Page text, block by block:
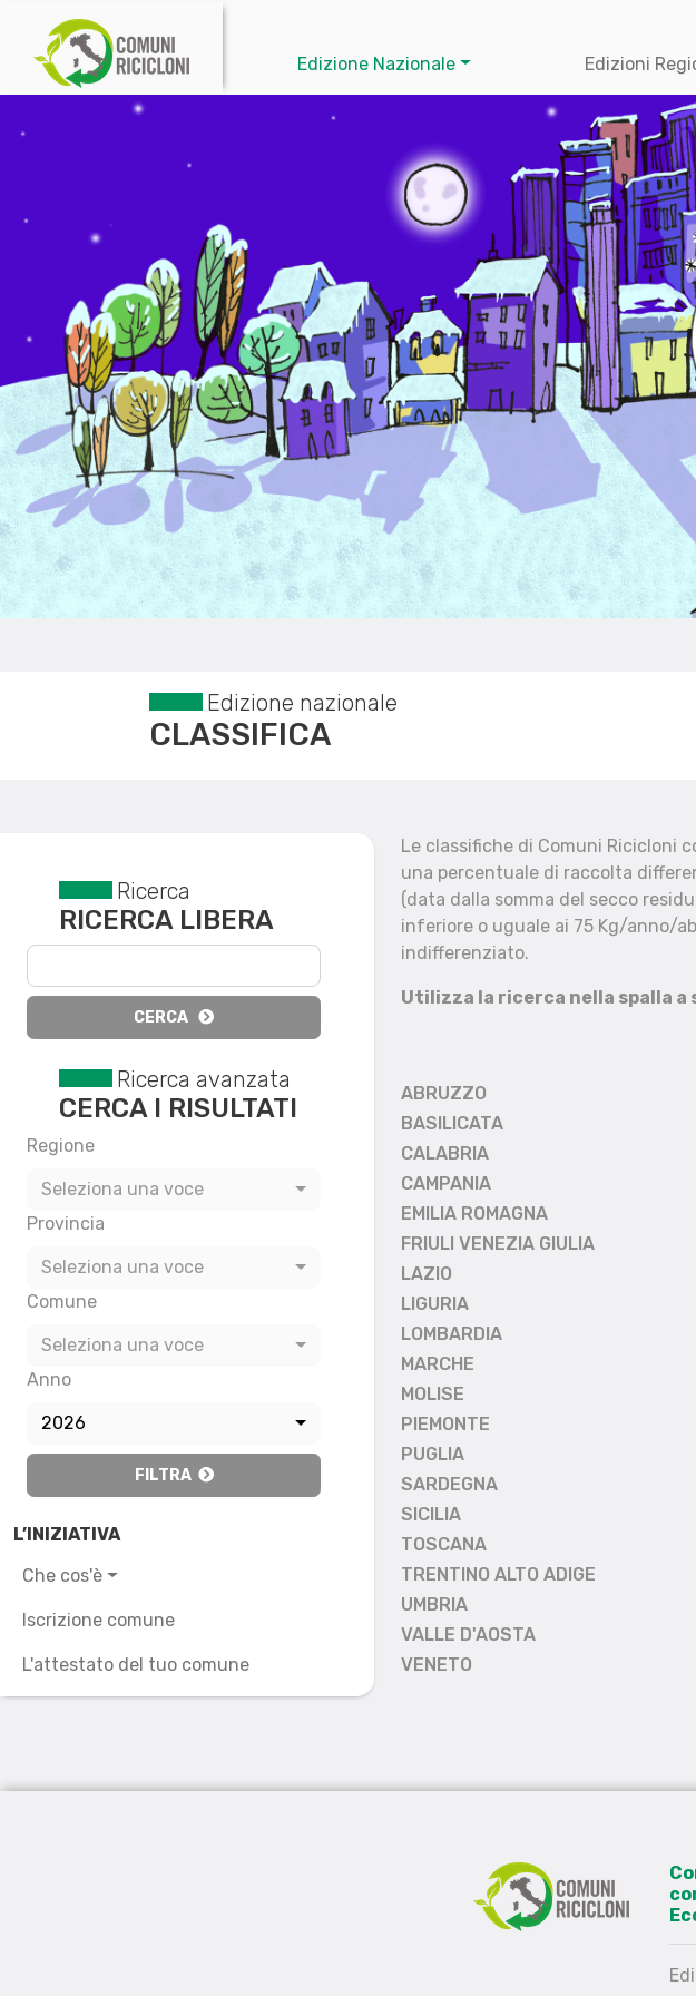
Edizione Nazionale Edizioni
Edizione nazionale
CLASSIFICA
Reset filtri
Ricerca
RICERCA LIBERA
CERCA
Ricerca avanzata
CERCA I RISULTATI
Regione
Seleziona una voce
Provincia
Seleziona una voce
Comune
Seleziona una voce
Anno
2026
FILTRA
L’INIZIATIVA
Che cos'è
Iscrizione comune
L'attestato del tuo comune
Le classifiche di Comuni Ricicloni
una percentuale di raccolta
(data dalla somma del secco
inferiore o uguale ai 75 Kg/anno/
indifferenziato.
Utilizza la ricerca nella spalla
ABRUZZO
BASILICATA
CALABRIA
CAMPANIA
EMILIA ROMAGNA
FRIULI VENEZIA GIULIA
LAZIO
LIGURIA
LOMBARDIA
MARCHE
MOLISE
PIEMONTE
PUGLIA
SARDEGNA
SICILIA
TOSCANA
TRENTINO ALTO ADIGE
UMBRIA
VALLE D'AOSTA
VENETO